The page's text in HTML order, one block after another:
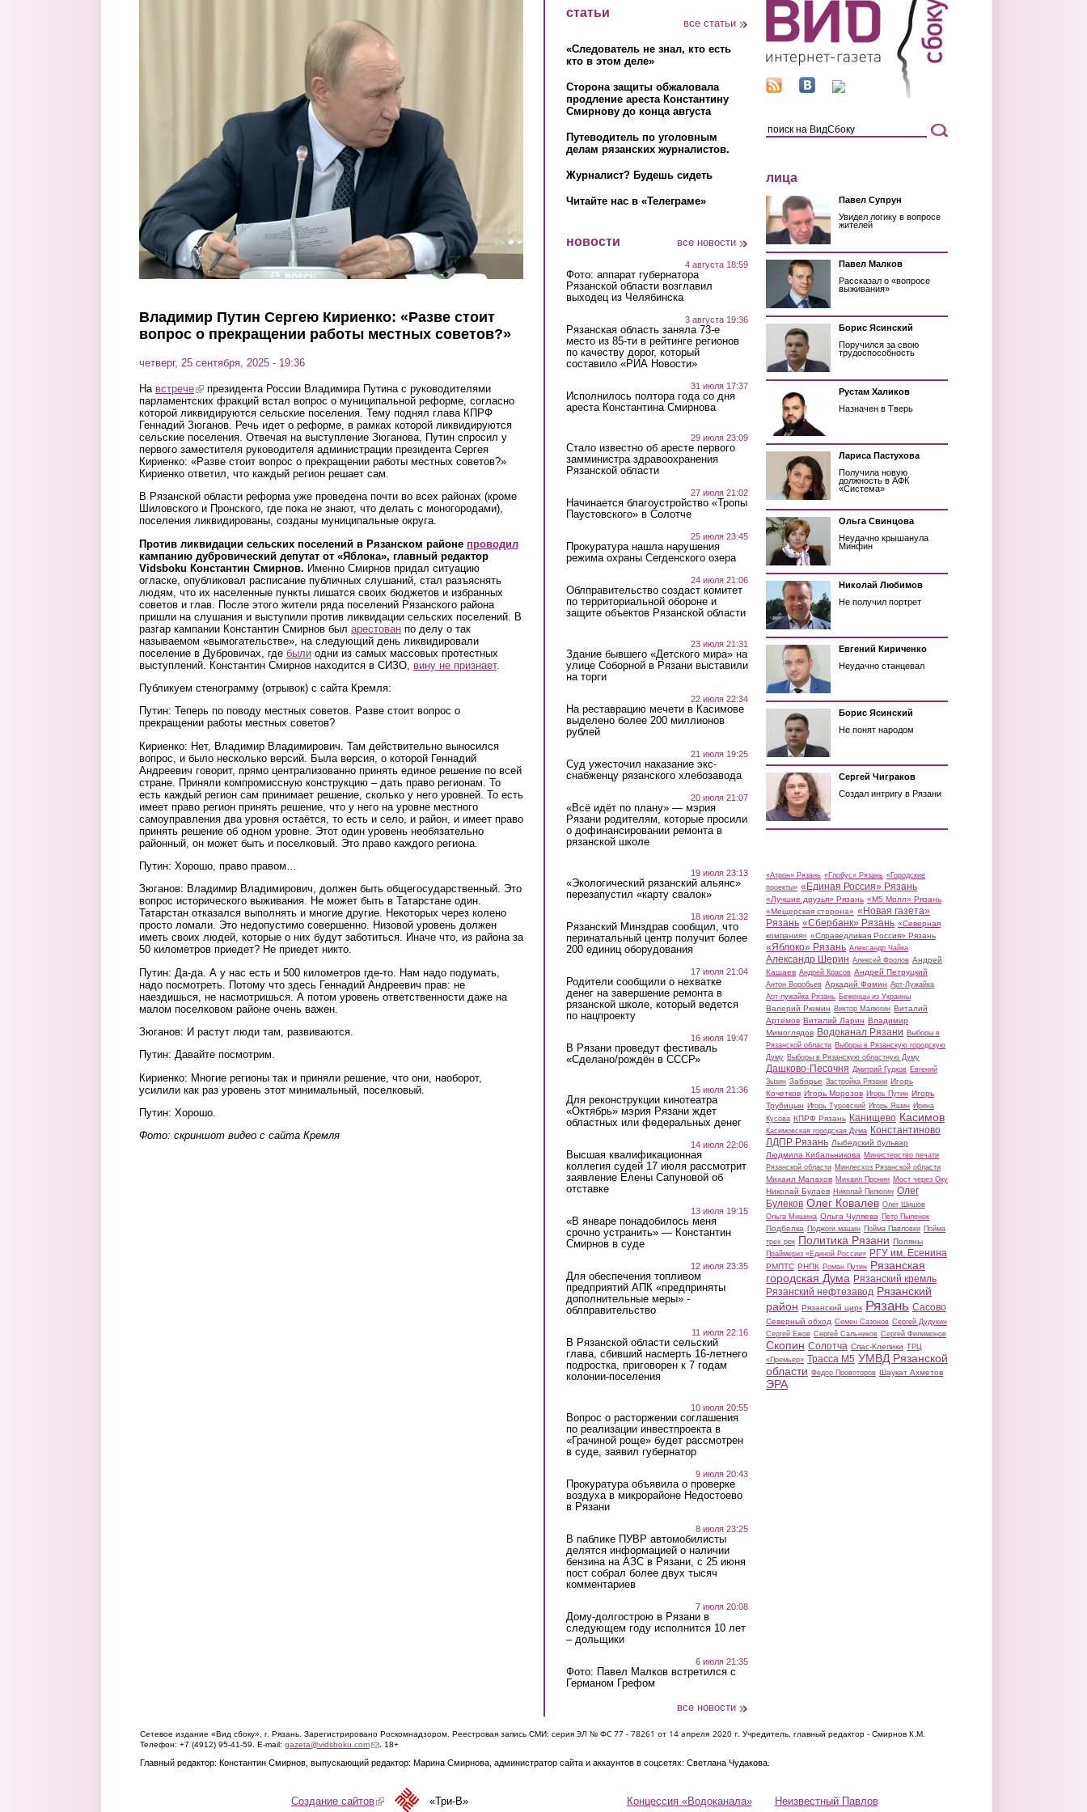
Владимир Путин Сергею Кириенко: «Разве стоит
вопрос о прекращении работы местных советов?»
четверг, 25 сентября, 2025 - 19:36
На встрече(link is external)
президента России Владимира Путина с руководителями
парламентских фракций встал вопрос о муниципальной реформе, согласно
которой ликвидируются сельские поселения. Тему поднял глава КПРФ
Геннадий Зюганов. Речь идет о реформе, в рамках которой ликвидируются
сельские поселения. Отвечая на выступление Зюганова, Путин спросил у
первого заместителя руководителя администрации президента Сергея
Кириенко: «Разве стоит вопрос о прекращении работы местных советов?»
Кириенко ответил, что каждый регион решает сам.
В Рязанской области реформа уже проведена почти во всех районах (кроме
Шиловского и Пронского, где пока не знают, что делать с моногородами),
поселения ликвидированы, созданы муниципальные округа.
Против ликвидации сельских поселений в Рязанском районе проводил
кампанию дубровический депутат от «Яблока», главный редактор
Vidsboku Константин Смирнов. Именно Смирнов придал ситуацию
огласке, опубликовал расписание публичных слушаний, стал разъяснять
людям, что их населенные пункты лишатся своих бюджетов и избранных
советов и глав. После этого жители ряда поселений Рязанского района
пришли на слушания и выступили против ликвидации сельских поселений. В
разгар кампании Константин Смирнов был арестован по делу о так
называемом «вымогательстве», на следующий день ликвидировали
поселение в Дубровичах, где были одни из самых массовых протестных
выступлений. Константин Смирнов находится в СИЗО, вину не признает.
Публикуем стенограмму (отрывок) с сайта Кремля:
Путин: Теперь по поводу местных советов. Разве стоит вопрос о
прекращении работы местных советов?
Кириенко: Нет, Владимир Владимирович. Там действительно выносился
вопрос, и было несколько версий. Была версия, о которой Геннадий
Андреевич говорит, прямо централизованно принять единое решение по всей
стране. Приняли компромиссную конструкцию – дать право регионам. То
есть каждый регион сам принимает решение, сколько у него уровней. То есть
имеет право регион принять решение, что у него на уровне местного
самоуправления два уровня остаётся, то есть и село, и район, и имеет право
принять решение об одном уровне. Этот один уровень необязательно
районный, он может быть и поселковый. Это право каждого региона.
Путин: Хорошо, право правом…
Зюганов: Владимир Владимирович, должен быть общегосударственный. Это
вопрос исторического выживания. Не может быть в Татарстане один.
Татарстан отказался выполнять и многие другие. Некоторых через колено
просто ломали. Это недопустимо совершенно. Низовой уровень должен
иметь своих людей, которые о них будут заботиться. Иначе что, из района за
50 километров приедет? Не приедет никто.
Путин: Да-да. А у нас есть и 500 километров где-то. Нам надо подумать,
надо посмотреть. Потому что здесь Геннадий Андреевич прав: не
наездишься, не насмотришься. А потом уровень ответственности даже на
малом поселковом районе очень важен.
Зюганов: И растут люди там, развиваются.
Путин: Давайте посмотрим.
Кириенко: Многие регионы так и приняли решение, что они, наоборот,
усилили как раз уровень этот минимальный, поселковый.
Путин: Хорошо.
Фото: скриншот видео с сайта Кремля
статьи
все статьи
«Следователь не знал, кто есть
кто в этом деле»
Сторона защиты обжаловала
продление ареста Константину
Смирнову до конца августа
Путеводитель по уголовным
делам рязанских журналистов.
Журналист? Будешь сидеть
Читайте нас в «Телеграме»
новости все новости
4 августа 18:59
Фото: аппарат губернатора
Рязанской области возглавил
выходец из Челябинска
3 августа 19:36
Рязанская область заняла 73-е
место из 85-ти в рейтинге регионов
по качеству дорог, который
составило «РИА Новости»
31 июля 17:37
Исполнилось полтора года со дня
ареста Константина Смирнова
29 июля 23:09
Стало известно об аресте первого
замминистра здравоохранения
Рязанской области
27 июля 21:02
Начинается благоустройство «Тропы
Паустовского» в Солотче
25 июля 23:45
Прокуратура нашла нарушения
режима охраны Сегденского озера
24 июля 21:06
Облправительство создаст комитет
по территориальной обороне и
защите объектов Рязанской области
23 июля 21:31
Здание бывшего «Детского мира» на
улице Соборной в Рязани выставили
на торги
22 июля 22:34
На реставрацию мечети в Касимове
выделено более 200 миллионов
рублей
21 июля 19:25
Суд ужесточил наказание экс-
снабженцу рязанского хлебозавода
20 июля 21:07
«Всё идёт по плану» — мэрия
Рязани родителям, которые просили
о дофинансировании ремонта в
рязанской школе
19 июля 23:13
«Экологический рязанский альянс»
перезапустил «карту свалок»
18 июля 21:32
Рязанский Минздрав сообщил, что
перинатальный центр получит более
200 единиц оборудования
17 июля 21:04
Родители сообщили о нехватке
денег на завершение ремонта в
рязанской школе, который ведется
по нацпроекту
16 июля 19:47
В Рязани проведут фестиваль
«Сделано/рождён в СССР»
15 июля 21:36
Для реконструкции кинотеатра
«Октябрь» мэрия Рязани ждет
областных или федеральных денег
14 июля 22:06
Высшая квалификационная
коллегия судей 17 июля рассмотрит
заявление Елены Сапуновой об
отставке
13 июля 19:15
«В январе понадобилось меня
срочно устранить» — Константин
Смирнов в суде
12 июля 23:35
Для обеспечения топливом
предприятий АПК «предприняты
дополнительные меры» -
облправительство
11 июля 22:16
В Рязанской области сельский
глава, сбивший насмерть 16-летнего
подростка, приговорен к 7 годам
колонии-поселения
10 июля 20:55
Вопрос о расторжении соглашения
по реализации инвестпроекта в
«Грачиной роще» будет рассмотрен
в суде, заявил губернатор
9 июля 20:43
Прокуратура объявила о проверке
воздуха в микрорайоне Недостоево
в Рязани
8 июля 23:25
В паблике ПУВР автомобилисты
делятся информацией о наличии
бензина на АЗС в Рязани, с 25 июня
пост собрал более двух тысяч
комментариев
7 июля 20:08
Дому-долгострою в Рязани в
следующем году исполнится 10 лет
– дольщики
6 июля 21:35
Фото: Павел Малков встретился с
Германом Грефом
все новости
лица
Павел Супрун
Увидел логику в вопросе
жителей
Павел Малков
Рассказал о «вопросе
выживания»
Борис Ясинский
Поручился за свою
трудоспособность
Рустам Халиков
Назначен в Тверь
Лариса Пастухова
Получила новую
должность в АФК
«Система»
Ольга Свинцова
Неудачно крышанула
Минфин
Николай Любимов
Не получил портрет
Евгений Кириченко
Неудачно станцевал
Борис Ясинский
Не понят народом
Сергей Чиграков
Создал интригу в Рязани
«Атрон» Рязань «Глобус» Рязань «Городские
проекты» «Единая Россия» Рязань
«Лучшие друзья» Рязань «М5 Молл» Рязань
«Мещерская сторона» «Новая газета»
Рязань «Сбербанк» Рязань «Северная
компания» «Справедливая Россия» Рязань
«Яблоко» Рязань Александр Чайка
Александр Шерин Алексей Фролов Андрей
Кашаев Андрей Красов Андрей Петруцкий
Антон Воробьев Аркадий Фомин Арт-Лужайка
Арт-лужайка Рязань Беженцы из Украины
Валерий Рюмин Виктор Малюгин Виталий
Артемов Виталий Ларин Владимир
Мимоглядов Водоканал Рязани Выборы в
Рязанской области Выборы в Рязанскую городскую
Думу Выборы в Рязанскую областную Думу
Дашково-Песочня Дмитрий Гудков Евгений
Зызин Заборье Застройка Рязани Игорь
Кочетков Игорь Морозов Игорь Путин Игорь
Трубицын Игорь Туровский Игорь Яшин Ирина
Кусова КПРФ Рязань Канищево Касимов
Касимовская городская Дума Константиново
ЛДПР Рязань Лыбедский бульвар
Людмила Кибальникова Министерство печати
Рязанской области Минлесхоз Рязанской области
Михаил Малахов Михаил Пронин Мост через Оку
Николай Булаев Николай Пилюгин Олег
Булеков Олег Ковалев Олег Шишов
Ольга Мишина Ольга Чуляева Петр Пыленок
Подбелка Поджоги машин Пойма Павловки Пойма
трех рек Политика Рязани Поляны
Праймериз «Единой России» РГУ им. Есенина
РМПТС РНПК Роман Путин Рязанская
городская Дума Рязанский кремль
Рязанский нефтезавод Рязанский
район Рязанский цирк Рязань Сасово
Северный обход Семен Сазонов Сергей Дудукин
Сергей Ежов Сергей Сальников Сергей Филимонов
Скопин Солотча Спас-Клепики ТРЦ
«Премьер» Трасса М5 УМВД Рязанской
области Федор Провоторов Шаукат Ахметов
ЭРА
Сетевое издание «Вид сбоку», г. Рязань. Зарегистрировано Роскомнадзором. Реестровая запись СМИ: серия ЭЛ № ФС 77 - 78261 от 14 апреля 2020 г. Учредитель, главный редактор - Смирнов К.М.
Телефон: +7 (4912) 95-41-59. E-mail: gazeta@vidsboku.com(link sends e-mail)
. 18+
Главный редактор: Константин Смирнов, выпускающий редактор: Марина Смирнова, администратор сайта и аккаунтов в соцсетях: Светлана Чудакова.
Концессия «Водоканала» Неизвестный Павлов
Создание сайтов(link is external)«Три-В»